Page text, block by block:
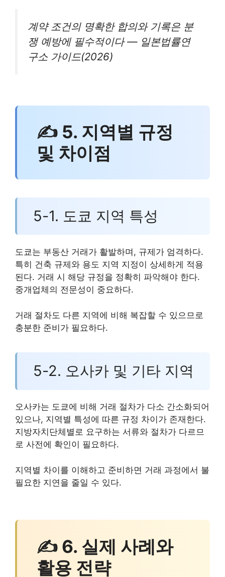
계약 조건의 명확한 합의와 기록은 분
쟁 예방에 필수적이다 — 일본법률연
구소 가이드(2026)
✍ 5. 지역별 규정
및 차이점
5-1. 도쿄 지역 특성
도쿄는 부동산 거래가 활발하며, 규제가 엄격하다.
특히 건축 규제와 용도 지역 지정이 상세하게 적용
된다. 거래 시 해당 규정을 정확히 파악해야 한다.
중개업체의 전문성이 중요하다.
거래 절차도 다른 지역에 비해 복잡할 수 있으므로
충분한 준비가 필요하다.
5-2. 오사카 및 기타 지역
오사카는 도쿄에 비해 거래 절차가 다소 간소화되어
있으나, 지역별 특성에 따른 규정 차이가 존재한다.
지방자치단체별로 요구하는 서류와 절차가 다르므
로 사전에 확인이 필요하다.
지역별 차이를 이해하고 준비하면 거래 과정에서 불
필요한 지연을 줄일 수 있다.
✍ 6. 실제 사례와
활용 전략